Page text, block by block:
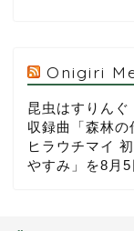
Onigiri
昆虫はすりん
収録曲「森林
ヒラウチマイ
やすみ」を8月